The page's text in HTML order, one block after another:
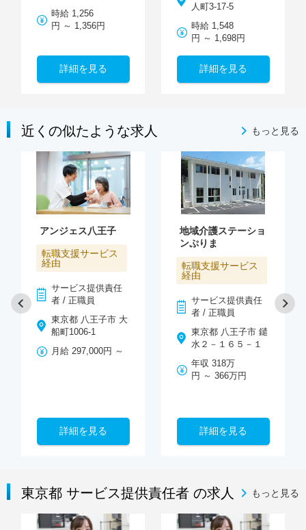
時給 1,256
円 ～ 1,356円
詳細を見る
人町3-17-5
時給 1,548
円 ～ 1,698円
詳細を見る
近くの似たような求人 もっと見る
アンジェス八王子
転職支援サービス
経由
サービス提供責任
者 / 正職員
東京都 八王子市 大
船町1006-1
月給 297,000円 ～
詳細を見る
地域介護ステーショ
ンぷりま
転職支援サービス
経由
サービス提供責任
者 / 正職員
東京都 八王子市 鑓
水２－１６５－１
年収 318万
円 ～ 366万円
詳細を見る
東京都 サービス提供責任者 の求人 もっと見る